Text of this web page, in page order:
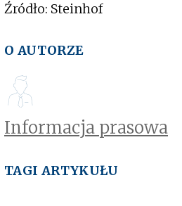
Źródło: Steinhof
O AUTORZE
Informacja prasowa
TAGI ARTYKUŁU